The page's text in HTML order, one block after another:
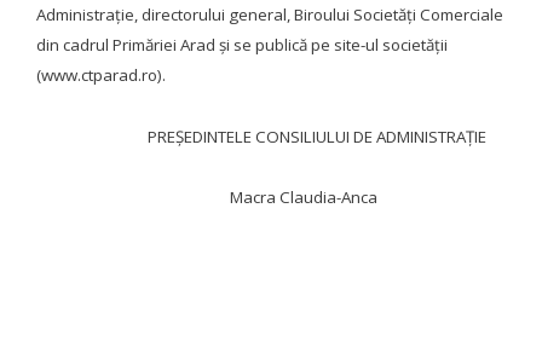
Administraţie, directorului general, Biroului Societăți Comerciale
din cadrul Primăriei Arad și se publică pe site-ul societății
(www.ctparad.ro).
PREŞEDINTELE CONSILIULUI DE ADMINISTRAŢIE
Macra Claudia-Anca